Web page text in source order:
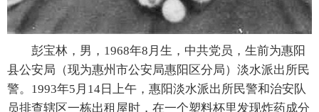
彭宝林，男，1968年8月生，中共党员，生前为惠阳
县公安局（现为惠州市公安局惠阳区分局）淡水派出所民
警。1993年5月14日上午，惠阳淡水派出所民警和治安队
员排查辖区一栋出租屋时，在一个塑料杯里发现炸药成分